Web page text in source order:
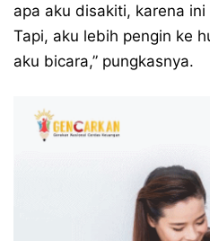
apa aku disakiti, karena
Tapi, aku lebih pengin ke
aku bicara,” pungkasnya.